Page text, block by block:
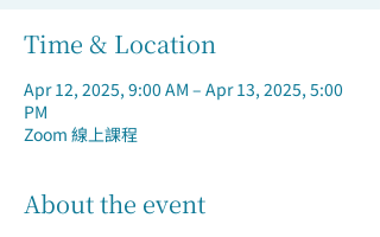
Time & Location
Apr 12, 2025, 9:00 AM – Apr 13, 2025, 5:00
PM
Zoom 線上課程
About the event